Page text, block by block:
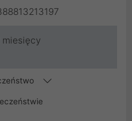
miesięcy